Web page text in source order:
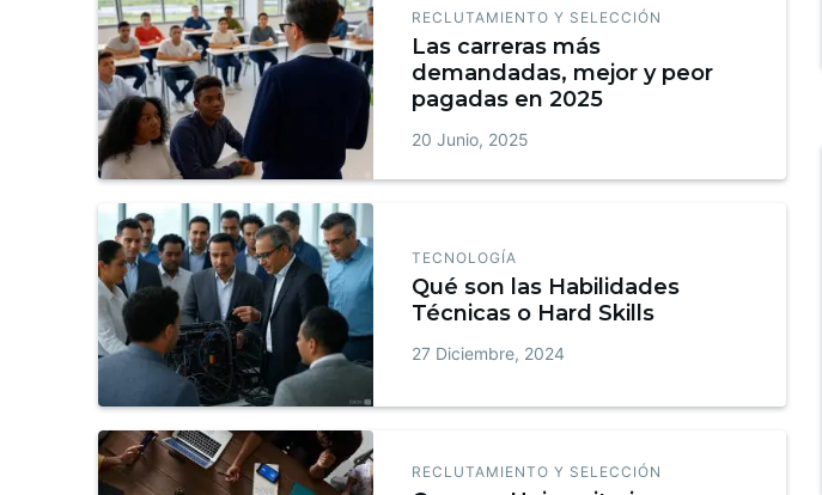
RECLUTAMIENTO Y SELECCIÓN
Las carreras más
demandadas, mejor y peor
pagadas en 2025
20 Junio, 2025
TECNOLOGÍA
Qué son las Habilidades
Técnicas o Hard Skills
27 Diciembre, 2024
RECLUTAMIENTO Y SELECCIÓN